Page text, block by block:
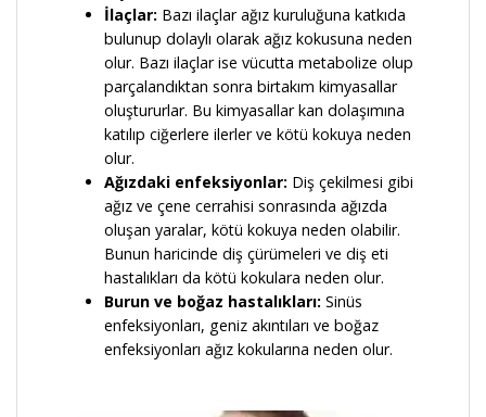
İlaçlar: Bazı ilaçlar ağız kuruluğuna katkıda
bulunup dolaylı olarak ağız kokusuna neden
olur. Bazı ilaçlar ise vücutta metabolize olup
parçalandıktan sonra birtakım kimyasallar
oluştururlar. Bu kimyasallar kan dolaşımına
katılıp ciğerlere ilerler ve kötü kokuya neden
olur.
Ağızdaki enfeksiyonlar: Diş çekilmesi gibi
ağız ve çene cerrahisi sonrasında ağızda
oluşan yaralar, kötü kokuya neden olabilir.
Bunun haricinde diş çürümeleri ve diş eti
hastalıkları da kötü kokulara neden olur.
Burun ve boğaz hastalıkları: Sinüs
enfeksiyonları, geniz akıntıları ve boğaz
enfeksiyonları ağız kokularına neden olur.